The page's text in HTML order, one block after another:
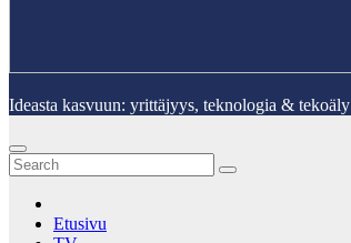
Ideasta kasvuun: yrittäjyys, teknologia & tekoäly
Etusivu